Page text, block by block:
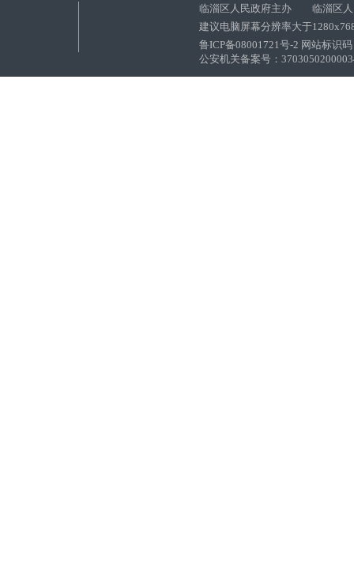
临淄区人民政府主办 临淄区人
建议电脑屏幕分辨率大于
鲁ICP备08001721号-2 网站标识
公安机关备案号：